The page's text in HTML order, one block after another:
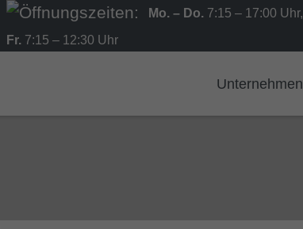
Mo. – Do. 7:15 – 17:00 Uhr,
Fr. 7:15 – 12:30 Uhr
Unternehmen